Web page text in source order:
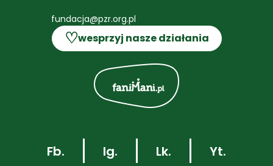
fundacja@pzr.org.pl
♡wesprzyj nasze działania
Fb. Ig. Lk. Yt.